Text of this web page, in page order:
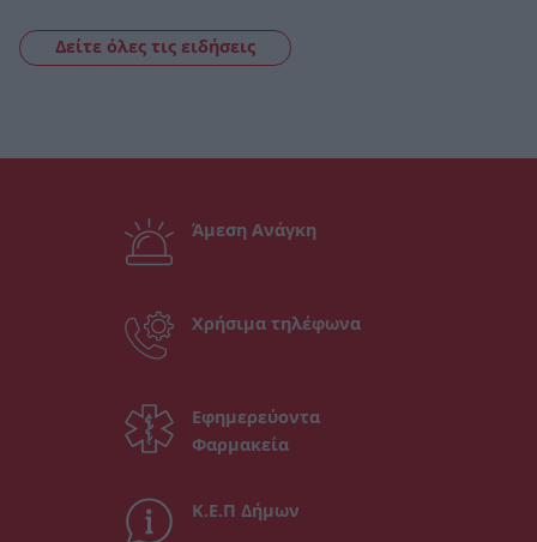
Δείτε όλες τις ειδήσεις
Άμεση Ανάγκη
Χρήσιμα τηλέφωνα
Εφημερεύοντα
Φαρμακεία
Κ.Ε.Π Δήμων